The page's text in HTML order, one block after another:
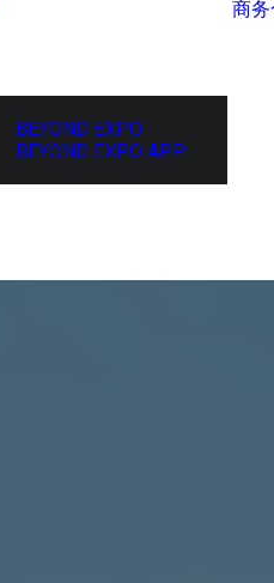
BEYOND EXPO
BEYOND EXPO APP
商